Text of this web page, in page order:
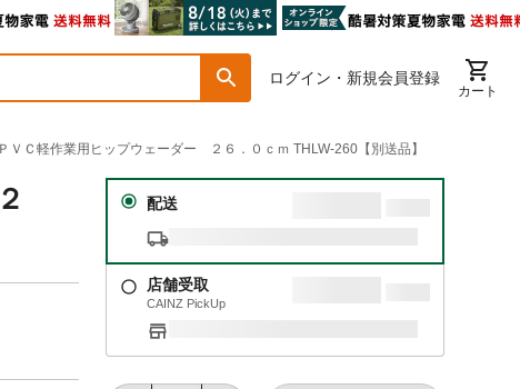
ログイン・新規会員登録
カート
ＶＣ軽作業用ヒップウェーダー ２６．０ｃｍ THLW-260【別送品】
配送
店舗受取
CAINZ PickUp